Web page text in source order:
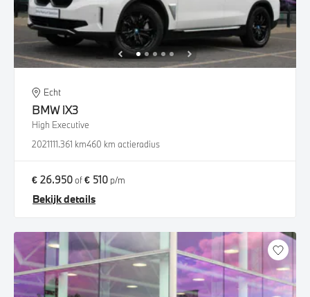
Echt
BMW iX3
High Executive
2021111.361 km460 km actieradius
€ 26.950of€ 510 p/m
Bekijk details